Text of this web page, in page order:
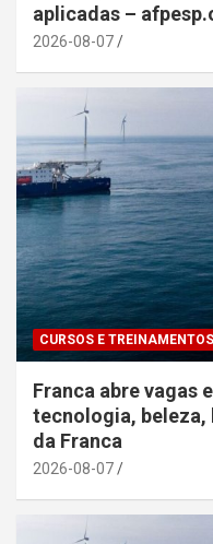
aplicadas –
2026-08-07
CURSOS E TREINAMENTOS
Franca abre vagas
tecnologia, beleza,
da Franca
2026-08-07